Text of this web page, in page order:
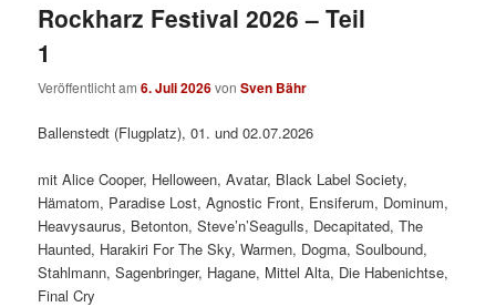
Rockharz Festival 2026 – Teil
1
Veröffentlicht am6. Juli 2026vonSven Bähr
Ballenstedt (Flugplatz), 01. und 02.07.2026
mit Alice Cooper, Helloween, Avatar, Black Label Society,
Hämatom, Paradise Lost, Agnostic Front, Ensiferum, Dominum,
Heavysaurus, Betonton, Steve’n’Seagulls, Decapitated, The
Haunted, Harakiri For The Sky, Warmen, Dogma, Soulbound,
Stahlmann, Sagenbringer, Hagane, Mittel Alta, Die Habenichtse,
Final Cry